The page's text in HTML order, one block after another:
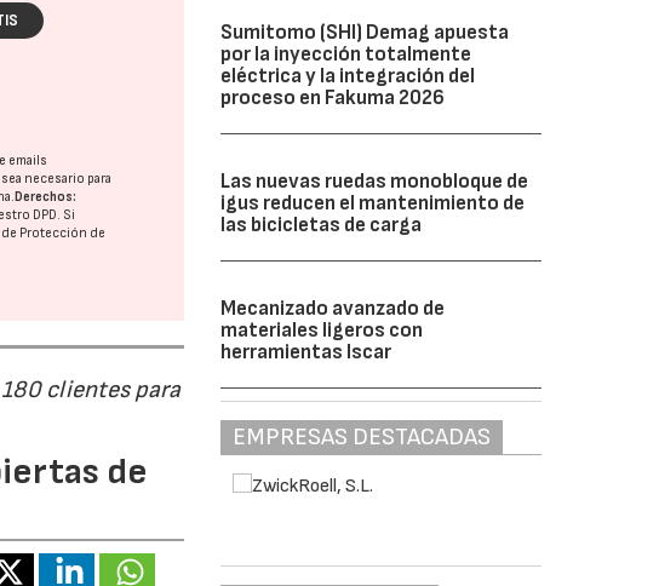
emails
necesario para
Derechos:
DPD. Si
de Protección de
clientes para
de
Sumitomo (SHI) Demag apuesta
por la inyección totalmente
eléctrica y la integración del
proceso en Fakuma 2026
Las nuevas ruedas monobloque de
igus reducen el mantenimiento de
las bicicletas de carga
Mecanizado avanzado de
materiales ligeros con
herramientas Iscar
EMPRESAS DESTACADAS